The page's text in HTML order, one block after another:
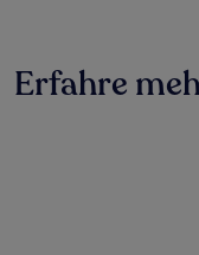
letzten
24 Stunden
Erfahre